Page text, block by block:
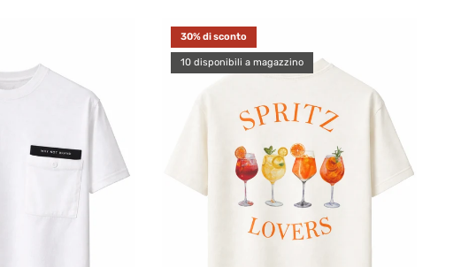
30% di sconto
10 disponibili a magazzino